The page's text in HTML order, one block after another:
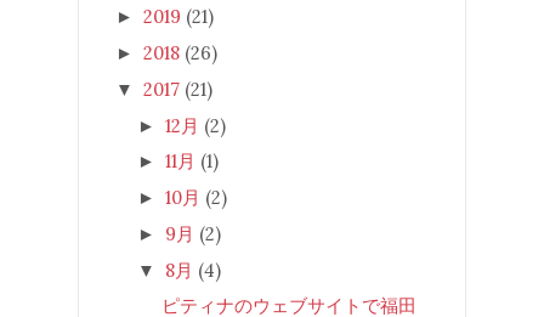
► 2019 (21)
► 2018 (26)
▼ 2017 (21)
► 12月 (2)
► 11月 (1)
► 10月 (2)
► 9月 (2)
▼ 8月 (4)
ピティナのウェブサイトで福田